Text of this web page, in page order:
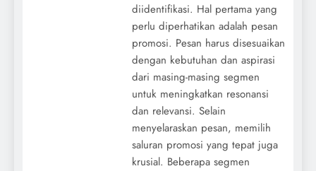
diidentifikasi. Hal pertama yang
perlu diperhatikan adalah pesan
promosi. Pesan harus disesuaikan
dengan kebutuhan dan aspirasi
dari masing-masing segmen
untuk meningkatkan resonansi
dan relevansi. Selain
menyelaraskan pesan, memilih
saluran promosi yang tepat juga
krusial. Beberapa segmen